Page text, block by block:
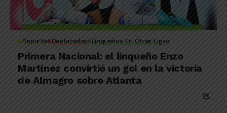
Deporte Destacados Linqueños En Otras Ligas
Primera Nacional: el linqueño Enzo
Martínez convirtió un gol en la victoria
de Almagro sobre Atlanta